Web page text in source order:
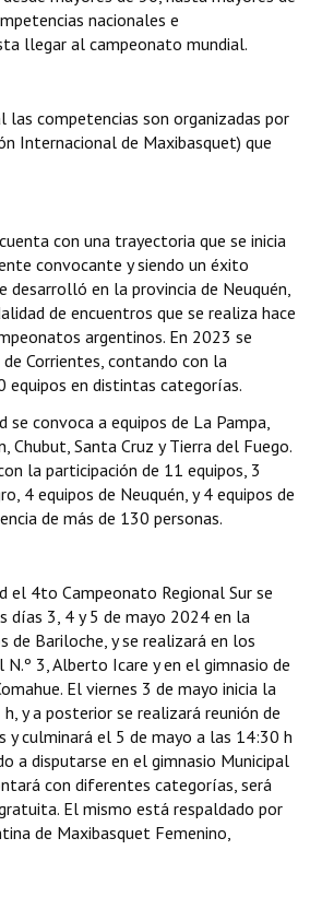
Huellas - Registro
- Registro
Registro
- Registro
- Registro
ORGÁNICA
nacionales e
llegar al campeonato mundial.
las competencias son organizadas por
Internacional de Maxibasquet) que
con una trayectoria que se inicia
convocante y siendo un éxito
desarrolló en la provincia de Neuquén,
de encuentros que se realiza hace
argentinos. En 2023 se
Corrientes, contando con la
equipos en distintas categorías.
se convoca a equipos de La Pampa,
Chubut, Santa Cruz y Tierra del Fuego.
la participación de 11 equipos, 3
4 equipos de Neuquén, y 4 equipos de
de más de 130 personas.
el 4to Campeonato Regional Sur se
días 3, 4 y 5 de mayo 2024 en la
de Bariloche, y se realizará en los
N.º 3, Alberto Icare y en el gimnasio de
El viernes 3 de mayo inicia la
y a posterior se realizará reunión de
y culminará el 5 de mayo a las 14:30 h
a disputarse en el gimnasio Municipal
con diferentes categorías, será
El mismo está respaldado por
de Maxibasquet Femenino,